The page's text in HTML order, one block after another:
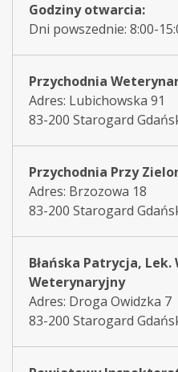
Godziny otwarcia:
Dni powszednie: 8:00-
Przychodnia
Adres: Lubichowska 91
83-200 Starogard
Przychodnia Przy
Adres: Brzozowa 18
83-200 Starogard
Błańska Patrycja,
Weterynaryjny
Adres: Droga Owidzka 7
83-200 Starogard